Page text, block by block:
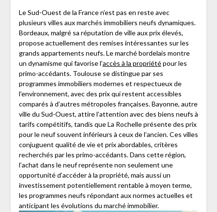
Le Sud-Ouest de la France n’est pas en reste avec
plusieurs villes aux marchés immobiliers neufs dynamiques.
Bordeaux, malgré sa réputation de ville aux prix élevés,
propose actuellement des remises intéressantes sur les
grands appartements neufs. Le marché bordelais montre
un dynamisme qui favorise l’accès à la propriétépour les
primo-accédants. Toulouse se distingue par ses
programmes immobiliers modernes et respectueux de
l’environnement, avec des prix qui restent accessibles
comparés à d’autres métropoles françaises. Bayonne, autre
ville du Sud-Ouest, attire l’attention avec des biens neufs à
tarifs compétitifs, tandis que La Rochelle présente des prix
pour le neuf souvent inférieurs à ceux de l’ancien. Ces villes
conjuguent qualité de vie et prix abordables, critères
recherchés par les primo-accédants. Dans cette région,
l’achat dans le neuf représente non seulement une
opportunité d’accéder à la propriété, mais aussi un
investissement potentiellement rentable à moyen terme,
les programmes neufs répondant aux normes actuelles et
anticipant les évolutions du marché immobilier.